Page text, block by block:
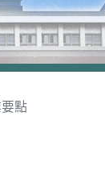
點